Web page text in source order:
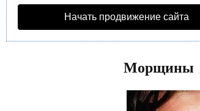
Начать продвижение сайта
Морщины